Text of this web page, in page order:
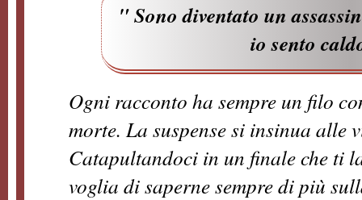
" Sono diventato un
io sento
Ogni racconto ha sempre un filo
morte. La suspense si insinua alle
Catapultandoci in un finale che ti
voglia di saperne sempre di più